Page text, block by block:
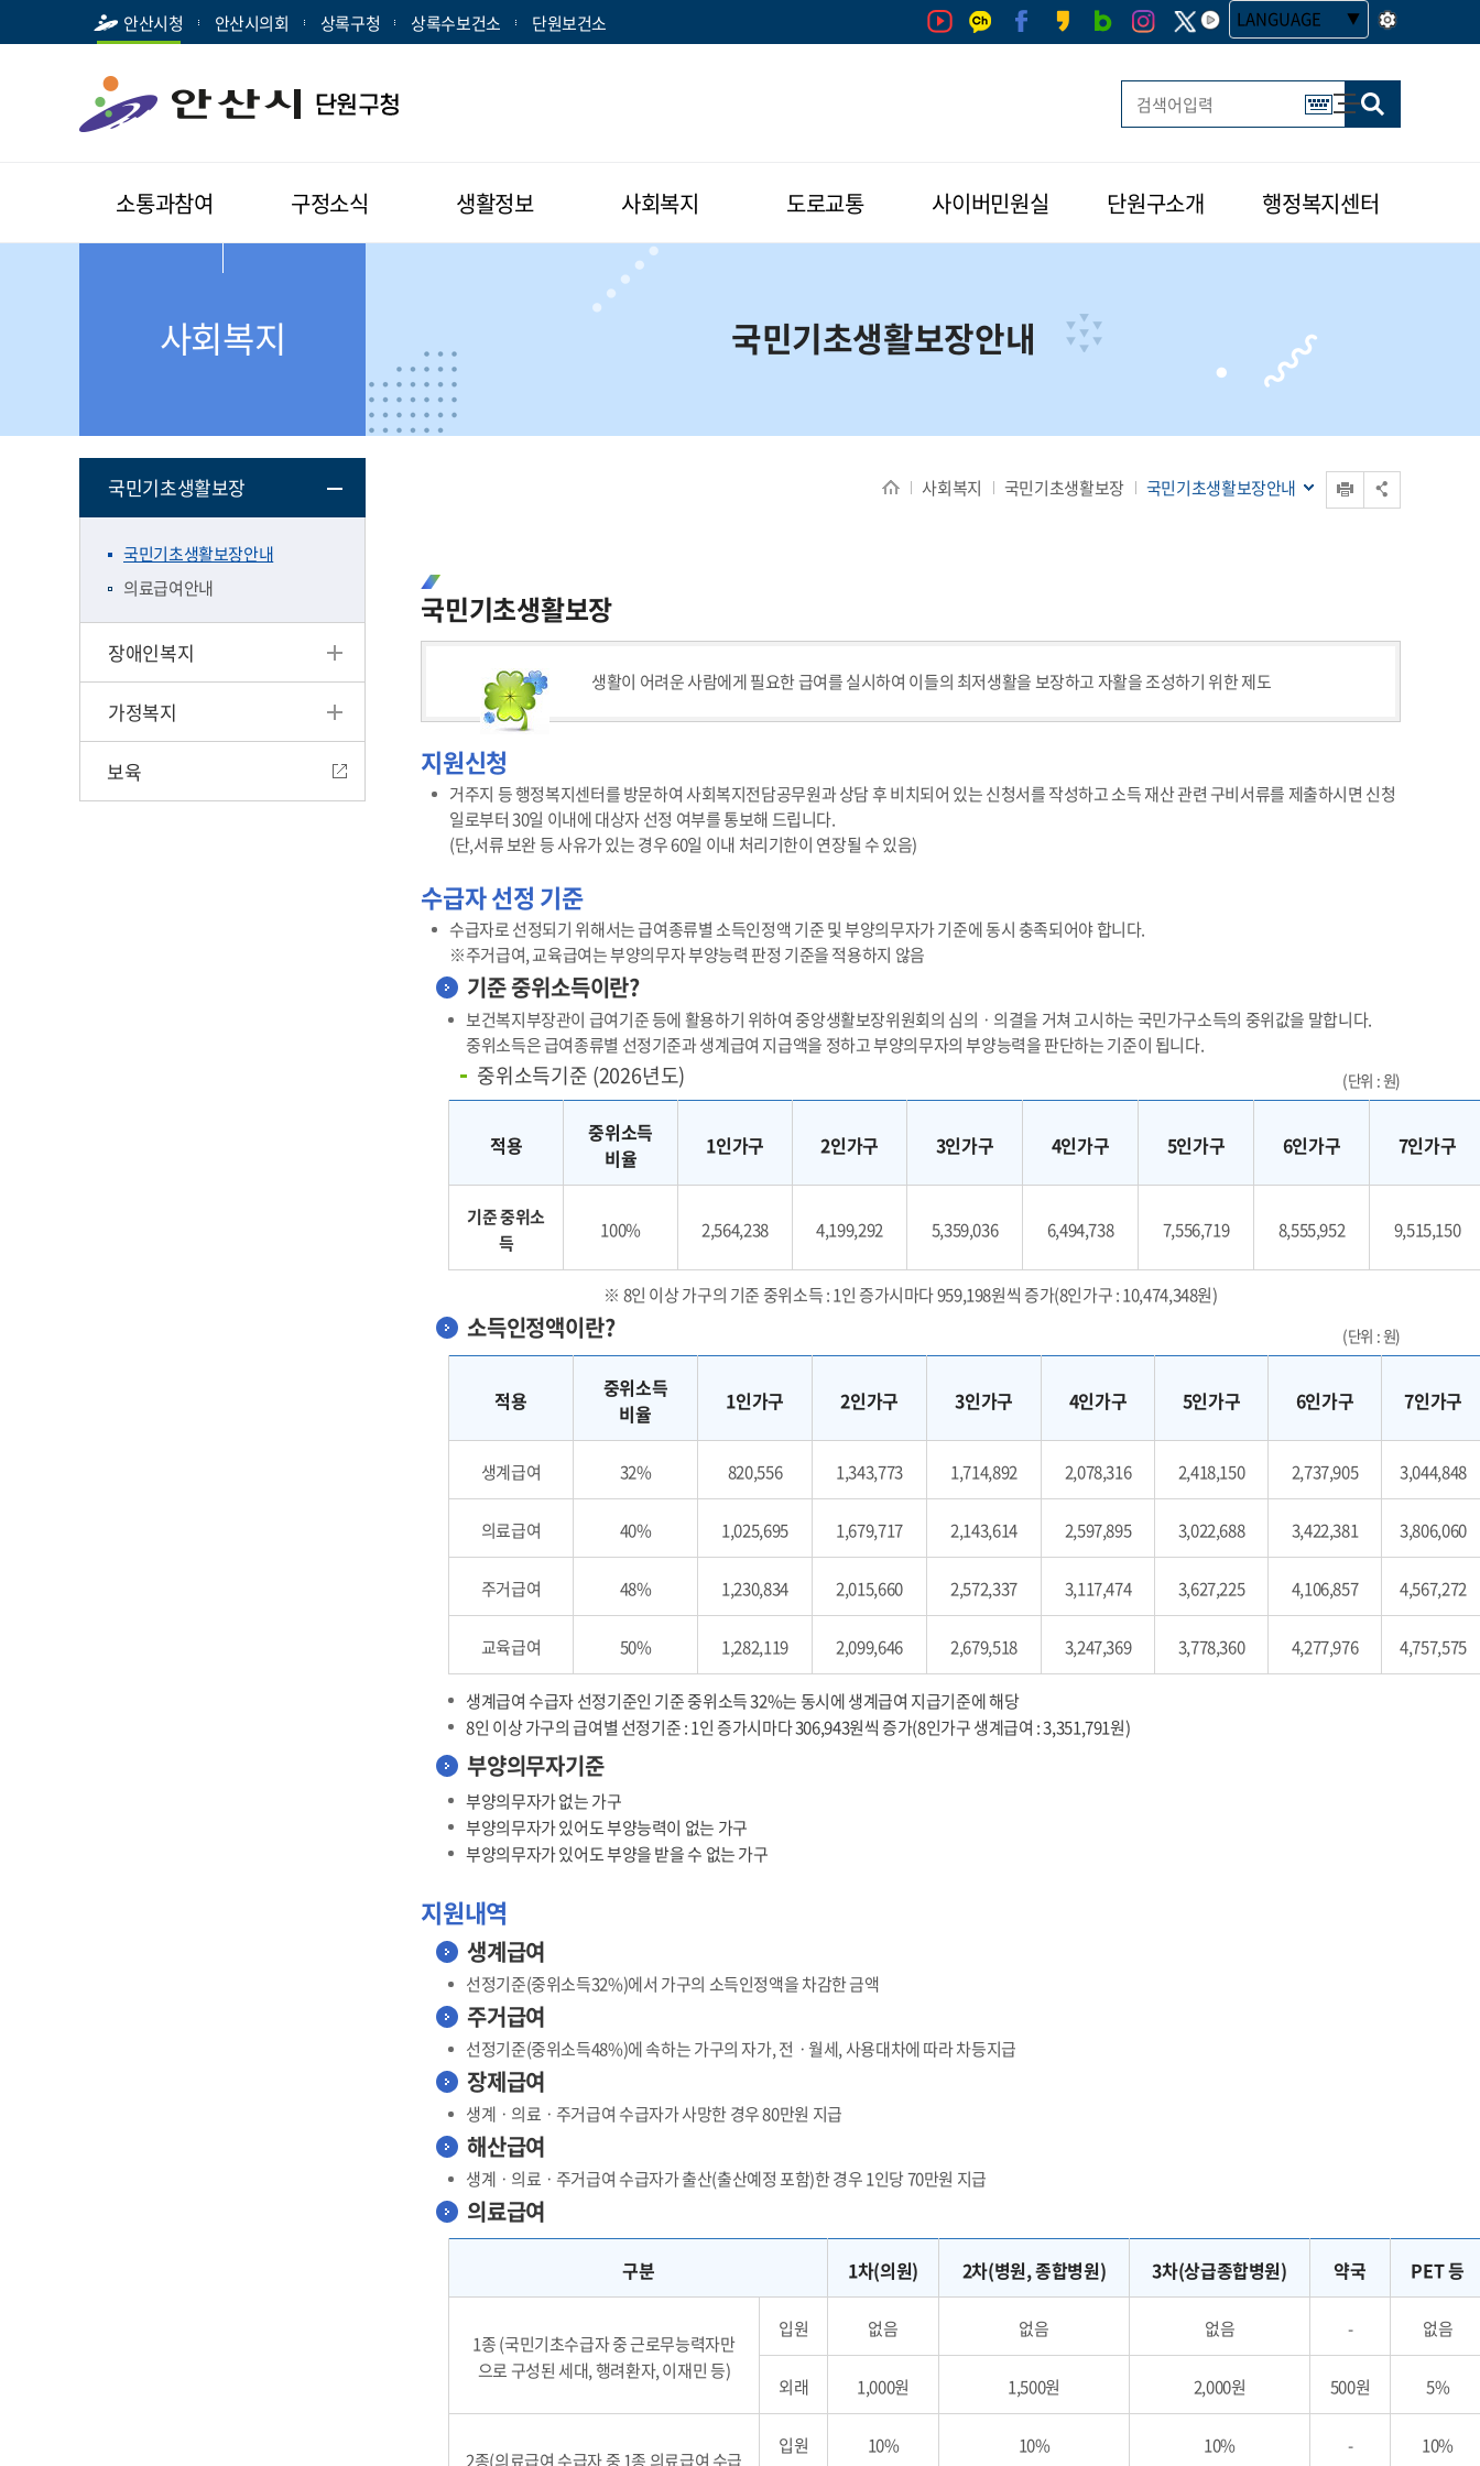
안산시청 안산시의회 상록구청 상록수보건소 단원보건소 LANGUAGE
소통과참여 구정소식 생활정보 사회복지 도로교통 사이버민원실 단원구소개 행정복지센터
사회복지 국민기초생활보장안내
사회복지 국민기초생활보장 국민기초생활보장안내
국민기초생활보장
국민기초생활보장안내
의료급여안내
장애인복지
가정복지
보육
국민기초생활보장
생활이 어려운 사람에게 필요한 급여를 실시하여 이들의 최저생활을 보장하고 자활을 조성하기 위한 제도
지원신청
거주지 등 행정복지센터를 방문하여 사회복지전담공무원과 상담 후 비치되어 있는 신청서를 작성하고 소득 재산 관련 구비서류를 제출하시면 신청
일로부터 30일 이내에 대상자 선정 여부를 통보해 드립니다.
(단,서류 보완 등 사유가 있는 경우 60일 이내 처리기한이 연장될 수 있음)
수급자 선정 기준
수급자로 선정되기 위해서는 급여종류별 소득인정액 기준 및 부양의무자가 기준에 동시 충족되어야 합니다.
※주거급여, 교육급여는 부양의무자 부양능력 판정 기준을 적용하지 않음
기준 중위소득이란?
보건복지부장관이 급여기준 등에 활용하기 위하여 중앙생활보장위원회의 심의ㆍ의결을 거쳐 고시하는 국민가구소득의 중위값을 말합니다.
중위소득은 급여종류별 선정기준과 생계급여 지급액을 정하고 부양의무자의 부양능력을 판단하는 기준이 됩니다.
중위소득기준 (2026년도) (단위 : 원)
적용
중위소득
비율
1인가구 2인가구 3인가구 4인가구 5인가구 6인가구 7인가구
기준 중위소
득
100% 2,564,238 4,199,292 5,359,036 6,494,738 7,556,719 8,555,952 9,515,150
※ 8인 이상 가구의 기준 중위소득 : 1인 증가시마다 959,198원씩 증가(8인가구 : 10,474,348원)
소득인정액이란? (단위 : 원)
적용
중위소득
비율
1인가구 2인가구 3인가구 4인가구 5인가구 6인가구 7인가구
생계급여 32% 820,556 1,343,773 1,714,892 2,078,316 2,418,150 2,737,905 3,044,848
의료급여 40% 1,025,695 1,679,717 2,143,614 2,597,895 3,022,688 3,422,381 3,806,060
주거급여 48% 1,230,834 2,015,660 2,572,337 3,117,474 3,627,225 4,106,857 4,567,272
교육급여 50% 1,282,119 2,099,646 2,679,518 3,247,369 3,778,360 4,277,976 4,757,575
생계급여 수급자 선정기준인 기준 중위소득 32%는 동시에 생계급여 지급기준에 해당
8인 이상 가구의 급여별 선정기준 : 1인 증가시마다 306,943원씩 증가(8인가구 생계급여 : 3,351,791원)
부양의무자기준
부양의무자가 없는 가구
부양의무자가 있어도 부양능력이 없는 가구
부양의무자가 있어도 부양을 받을 수 없는 가구
지원내역
생계급여
선정기준(중위소득32%)에서 가구의 소득인정액을 차감한 금액
주거급여
선정기준(중위소득48%)에 속하는 가구의 자가, 전ㆍ월세, 사용대차에 따라 차등지급
장제급여
생계ㆍ의료ㆍ주거급여 수급자가 사망한 경우 80만원 지급
해산급여
생계ㆍ의료ㆍ주거급여 수급자가 출산(출산예정 포함)한 경우 1인당 70만원 지급
의료급여
구분 1차(의원) 2차(병원, 종합병원) 3차(상급종합병원) 약국 PET 등
1종 (국민기초수급자 중 근로무능력자만
으로 구성된 세대, 행려환자, 이재민 등)
입원 없음 없음 없음 - 없음
외래 1,000원 1,500원 2,000원 500원 5%
2종(의료급여 수급자 중 1종 의료급여 수급
입원 10% 10% 10% - 10%